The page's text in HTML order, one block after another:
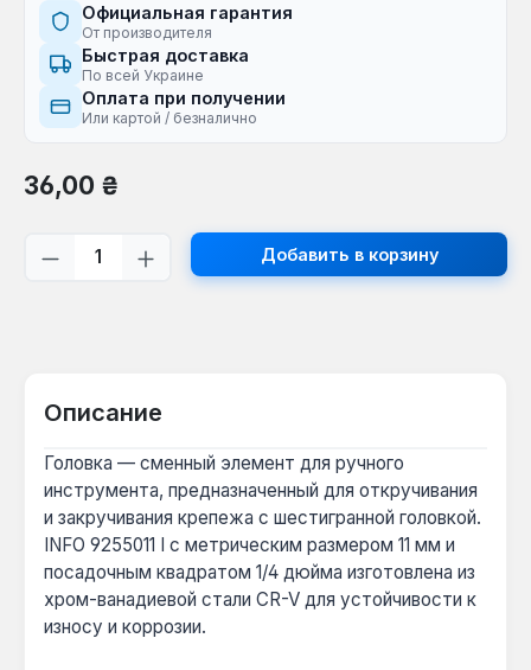
Официальная гарантия
От производителя
Быстрая доставка
По всей Украине
Оплата при получении
Или картой / безналично
Обычная цена:
36,00 ₴
Количество продукта: введите
Добавить в корзину
Описание
Головка — сменный элемент для ручного
инструмента, предназначенный для откручивания
и закручивания крепежа с шестигранной головкой.
INFO 9255011 I с метрическим размером 11 мм и
посадочным квадратом 1/4 дюйма изготовлена из
хром-ванадиевой стали CR-V для устойчивости к
износу и коррозии.